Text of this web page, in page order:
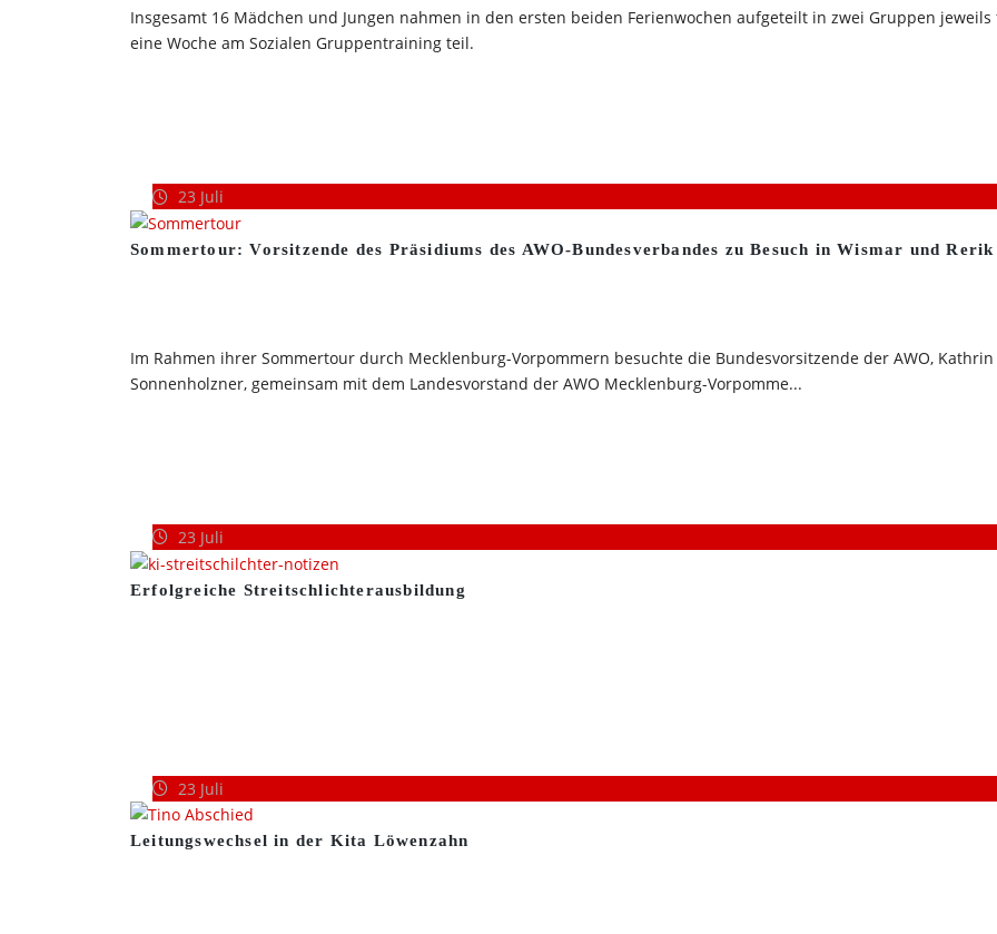
Insgesamt 16 Mädchen und Jungen nahmen in den ersten beiden Ferienwochen aufgeteilt in zwei Gruppen
eine Woche am Sozialen Gruppentraining teil.
23 Juli
Sommertour: Vorsitzende des Präsidiums des AWO-Bundesverbandes zu Besuch in Wismar und Rerik
Im Rahmen ihrer Sommertour durch Mecklenburg-Vorpommern besuchte die Bundesvorsitzende der AWO, Kathrin
Sonnenholzner, gemeinsam mit dem Landesvorstand der AWO Mecklenburg-Vorpomme...
23 Juli
Erfolgreiche Streitschlichterausbildung
23 Juli
Leitungswechsel in der Kita Löwenzahn